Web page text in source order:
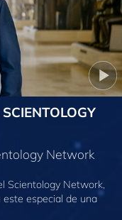
Network
Scientology Network,
especial de una